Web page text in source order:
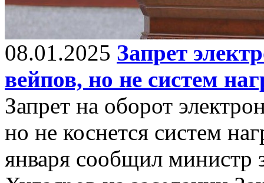
08.01.2025 Запрет
вейпов, но не систем
Запрет на оборот
но не коснется систем
января сообщил министр